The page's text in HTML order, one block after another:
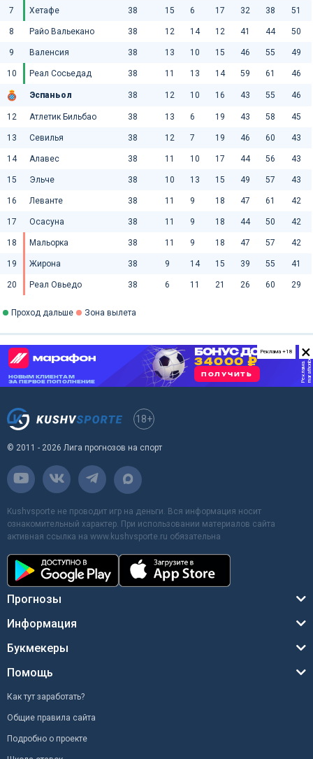
7 Хетафе 38 15 6 17 32 38 51
8 Райо Вальекано 38 12 14 12 41 44 50
9 Валенсия 38 13 10 15 46 55 49
10 Реал Сосьедад 38 11 13 14 59 61 46
Эспаньол 38 12 10 16 43 55 46
12 Атлетик Бильбао 38 13 6 19 43 58 45
13 Севилья 38 12 7 19 46 60 43
14 Алавес 38 11 10 17 44 56 43
15 Эльче 38 10 13 15 49 57 43
16 Леванте 38 11 9 18 47 61 42
17 Осасуна 38 11 9 18 44 50 42
18 Мальорка 38 11 9 18 47 57 42
19 Жирона 38 9 14 15 39 55 41
20 Реал Овьедо 38 6 11 21 26 60 29
Проход дальше Зона вылета
×
Реклама +18
18+
© 2011 - 2026 Лига прогнозов на спорт
Kushvsporte не проводит игр на деньги. Вся информация носит
ознакомительный характер. При использовании материалов сайта
активная ссылка на www.kushvsporte.ru обязательна
Прогнозы
Информация
Букмекеры
Помощь
Как тут заработать?
Общие правила сайта
Подробно о проекте